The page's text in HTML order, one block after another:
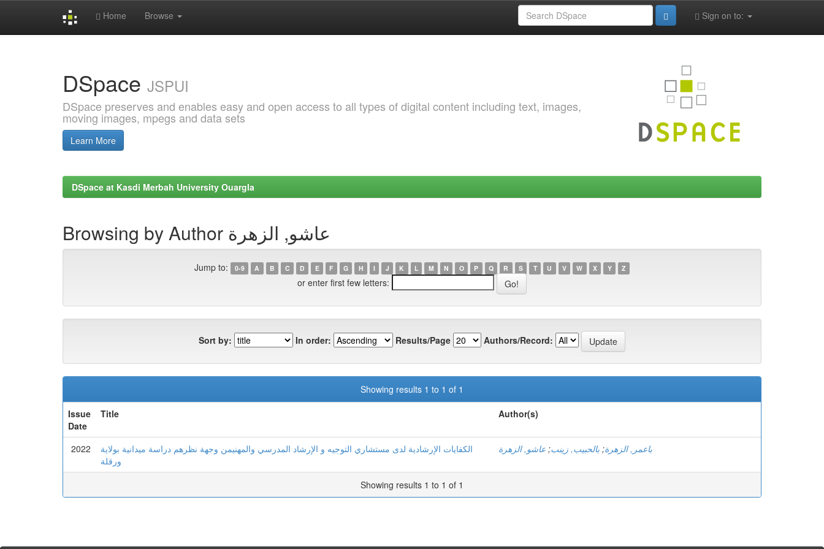
Home Browse Sign on to:
DSpace JSPUI
DSpace preserves and enables easy and open access to all types of digital content including text, images,
moving images, mpegs and data sets
Learn More
DSpace at Kasdi Merbah University Ouargla
Browsing by Author عاشو, الزهرة
Jump to: 0-9 A B C D E F G H I J K L M N O P Q R S T U V W X Y Z
or enter first few letters:
Sort by: In order: Results/Page Authors/Record:
Showing results 1 to 1 of 1
Issue
Date
Title Author(s)
2022
الكفايات الإرشادية لدى مستشاري التوجيه و الإرشاد المدرسي والمهنيمن وجهة نظرهم دراسة ميدانية بولاية
ورقلة
باعمر, الزهرة; بالحبيب, زينب; عاشو, الزهرة
Showing results 1 to 1 of 1